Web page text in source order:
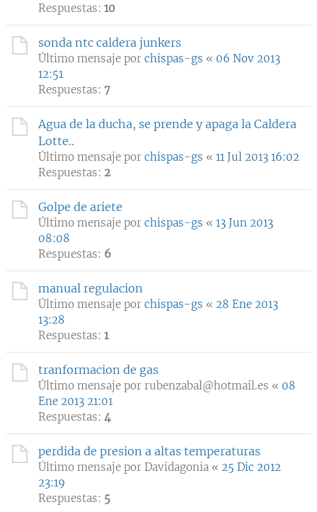
Respuestas: 10
sonda ntc caldera junkers
Último mensaje por chispas-gs « 06 Nov 2013
12:51
Respuestas: 7
Agua de la ducha, se prende y apaga la Caldera
Lotte..
Último mensaje por chispas-gs « 11 Jul 2013 16:02
Respuestas: 2
Golpe de ariete
Último mensaje por chispas-gs « 13 Jun 2013
08:08
Respuestas: 6
manual regulacion
Último mensaje por chispas-gs « 28 Ene 2013
13:28
Respuestas: 1
tranformacion de gas
Último mensaje por rubenzabal@hotmail.es « 08
Ene 2013 21:01
Respuestas: 4
perdida de presion a altas temperaturas
Último mensaje por Davidagonia « 25 Dic 2012
23:19
Respuestas: 5